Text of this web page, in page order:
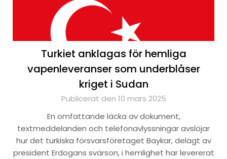
Turkiet anklagas för hemliga
vapenleveranser som underblåser
kriget i Sudan
Publicerat den 10 mars 2025
En omfattande läcka av dokument,
textmeddelanden och telefonavlyssningar avslöjar
hur det turkiska försvarsföretaget Baykar, delägt av
president Erdogans svärson, i hemlighet har levererat